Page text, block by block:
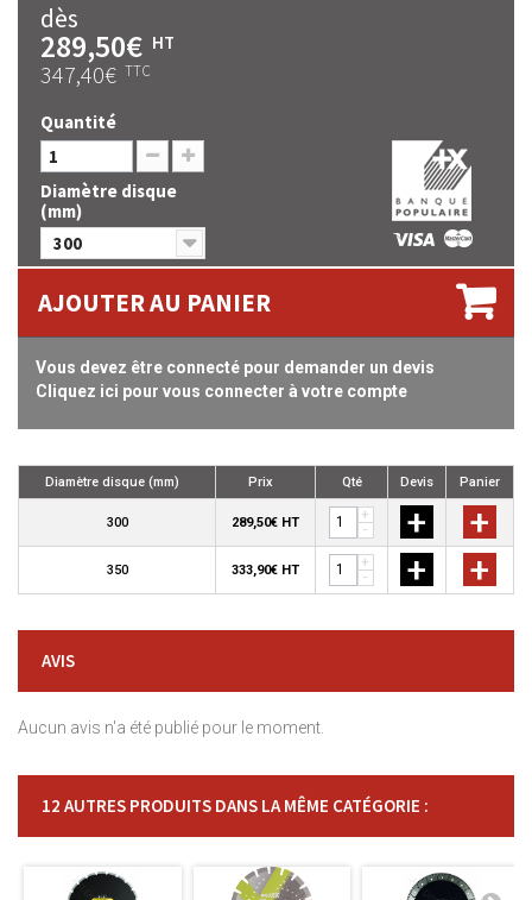
dès
289,50€ HT
347,40€ TTC
Quantité
Diamètre disque
(mm)
300
AJOUTER AU PANIER
Vous devez être connecté pour demander un devis
Cliquez ici pour vous connecter à votre compte
Diamètre disque (mm) Prix Qté Devis Panier
300 289,50€ HT
+
-
+ +
350 333,90€ HT
+
-
+ +
AVIS
Aucun avis n'a été publié pour le moment.
12 AUTRES PRODUITS DANS LA MÊME CATÉGORIE :